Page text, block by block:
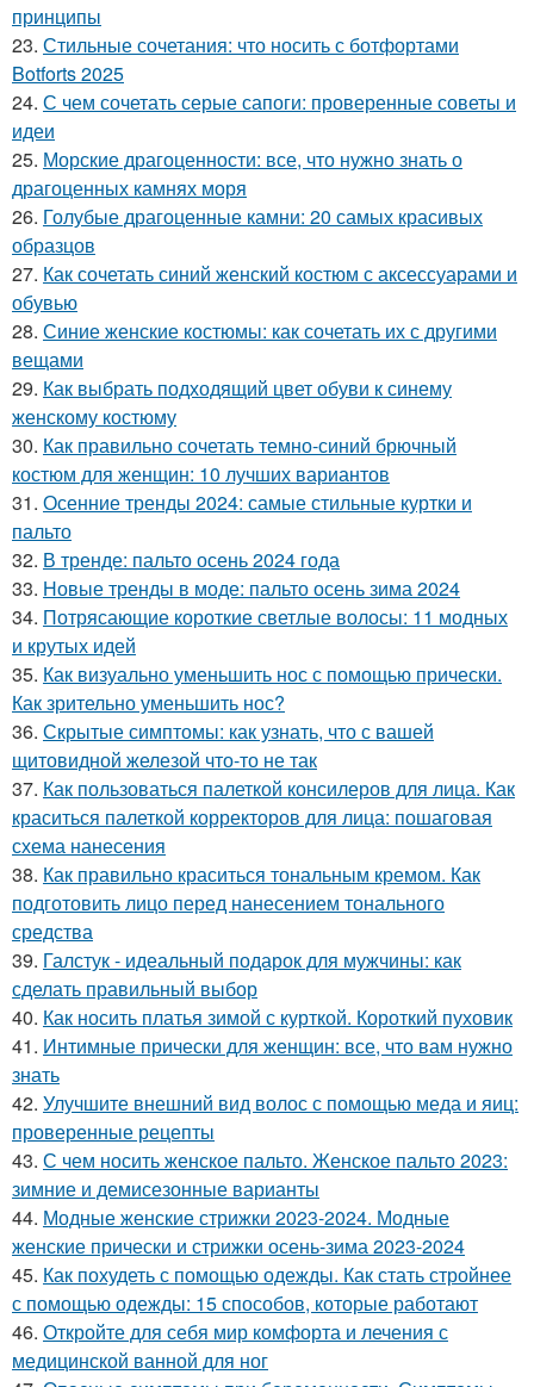
принципы
23. Стильные сочетания: что носить с ботфортами
Botforts 2025
24. С чем сочетать серые сапоги: проверенные советы и
идеи
25. Морские драгоценности: все, что нужно знать о
драгоценных камнях моря
26. Голубые драгоценные камни: 20 самых красивых
образцов
27. Как сочетать синий женский костюм с аксессуарами и
обувью
28. Синие женские костюмы: как сочетать их с другими
вещами
29. Как выбрать подходящий цвет обуви к синему
женскому костюму
30. Как правильно сочетать темно-синий брючный
костюм для женщин: 10 лучших вариантов
31. Осенние тренды 2024: самые стильные куртки и
пальто
32. В тренде: пальто осень 2024 года
33. Новые тренды в моде: пальто осень зима 2024
34. Потрясающие короткие светлые волосы: 11 модных
и крутых идей
35. Как визуально уменьшить нос с помощью прически.
Как зрительно уменьшить нос?
36. Скрытые симптомы: как узнать, что с вашей
щитовидной железой что-то не так
37. Как пользоваться палеткой консилеров для лица. Как
краситься палеткой корректоров для лица: пошаговая
схема нанесения
38. Как правильно краситься тональным кремом. Как
подготовить лицо перед нанесением тонального
средства
39. Галстук - идеальный подарок для мужчины: как
сделать правильный выбор
40. Как носить платья зимой с курткой. Короткий пуховик
41. Интимные прически для женщин: все, что вам нужно
знать
42. Улучшите внешний вид волос с помощью меда и яиц:
проверенные рецепты
43. С чем носить женское пальто. Женское пальто 2023:
зимние и демисезонные варианты
44. Модные женские стрижки 2023-2024. Модные
женские прически и стрижки осень-зима 2023-2024
45. Как похудеть с помощью одежды. Как стать стройнее
с помощью одежды: 15 способов, которые работают
46. Откройте для себя мир комфорта и лечения с
медицинской ванной для ног